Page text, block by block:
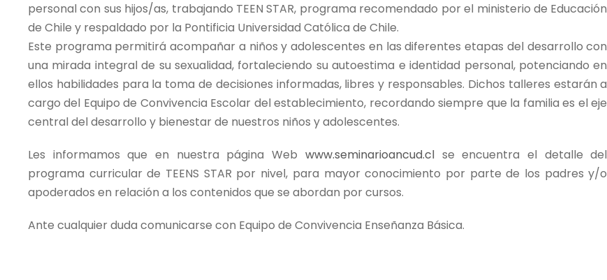
personal con sus hijos/as, trabajando TEEN STAR, programa recomendado por el ministerio de Educación
de Chile y respaldado por la Pontificia Universidad Católica de Chile.
Este programa permitirá acompañar a niños y adolescentes en las diferentes etapas del desarrollo con
una mirada integral de su sexualidad, fortaleciendo su autoestima e identidad personal, potenciando en
ellos habilidades para la toma de decisiones informadas, libres y responsables. Dichos talleres estarán a
cargo del Equipo de Convivencia Escolar del establecimiento, recordando siempre que la familia es el eje
central del desarrollo y bienestar de nuestros niños y adolescentes.
Les informamos que en nuestra página Web www.seminarioancud.clse encuentra el detalle del
programa curricular de TEENS STAR por nivel, para mayor conocimiento por parte de los padres y/o
apoderados en relación a los contenidos que se abordan por cursos.
Ante cualquier duda comunicarse con Equipo de Convivencia Enseñanza Básica.